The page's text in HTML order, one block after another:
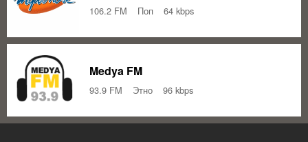
106.2 FM Поп 64 kbps
Medya FM
93.9 FM Этно 96 kbps